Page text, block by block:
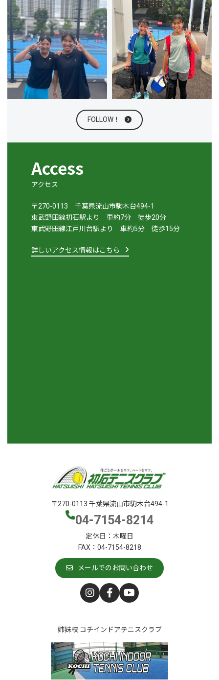
FOLLOW！
Access
アクセス
〒270-0113 千葉県流山市駒木台494-1
東武野田線初石駅より 車約7分 徒歩20分
東武野田線江戸川台駅より 車約5分 徒歩15分
詳しいアクセス情報はこちら
〒270-0113 千葉県流山市駒木台494-1
04-7154-8214
定休日：木曜日
FAX：04-7154-8218
メールでのお問い合わせ
姉妹校 コチインドアテニスクラブ